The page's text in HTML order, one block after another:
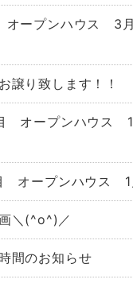
ープンハウス 3月
譲り致します！！
オープンハウス 1
オープンハウス 1
＼(^o^)／
間のお知らせ